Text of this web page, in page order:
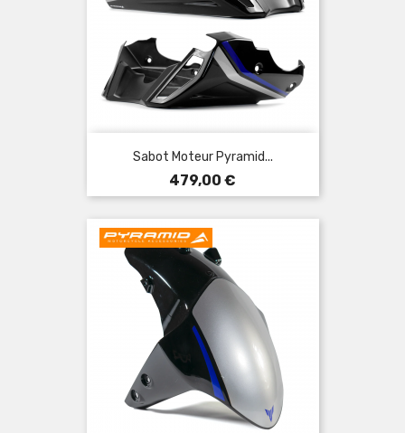
Sabot Moteur Pyramid...
Prix
479,00 €